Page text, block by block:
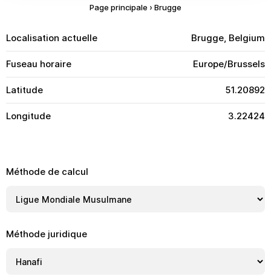
Page principale › Brugge
Localisation actuelle Brugge, Belgium
Fuseau horaire Europe/Brussels
Latitude 51.20892
Longitude 3.22424
Méthode de calcul
Méthode juridique